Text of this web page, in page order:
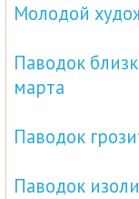
Молодой
Паводок
марта
Паводок
Паводок